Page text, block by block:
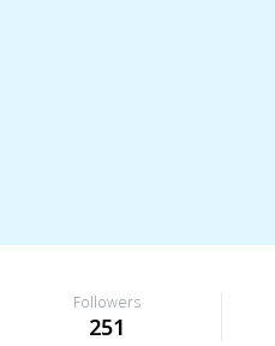
Followers
251